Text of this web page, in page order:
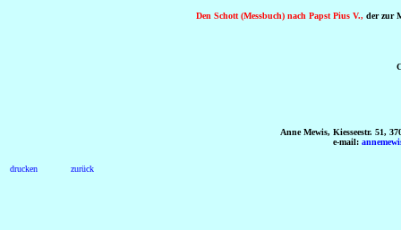
Den Schott (Messbuch) nach Papst Pius V., der zur
Anne Mewis, Kiesseestr. 51,
e-mail:
drucken zurück